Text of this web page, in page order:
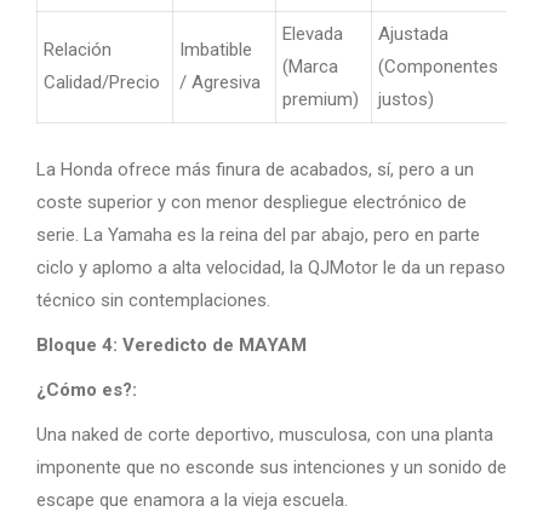
Relación
Calidad/Precio
Imbatible
/ Agresiva
Elevada
(Marca
premium)
Ajustada
(Componentes
justos)
La Honda ofrece más finura de acabados, sí, pero a un
coste superior y con menor despliegue electrónico de
serie. La Yamaha es la reina del par abajo, pero en parte
ciclo y aplomo a alta velocidad, la QJMotor le da un repaso
técnico sin contemplaciones.
Bloque 4: Veredicto de MAYAM
¿Cómo es?:
Una naked de corte deportivo, musculosa, con una planta
imponente que no esconde sus intenciones y un sonido de
escape que enamora a la vieja escuela.